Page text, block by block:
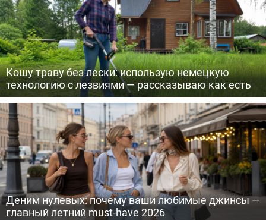
Кошу траву без лески: использую немецкую
технологию с лезвиями — рассказываю как есть
Деним нулевых: почему ваши любимые джинсы —
главный летний must-have 2026